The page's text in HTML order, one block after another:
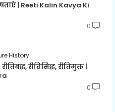
| Reeti Kalin Kavya Ki
0
History
रीतिसिद्ध, रीतिमुक्त |
0